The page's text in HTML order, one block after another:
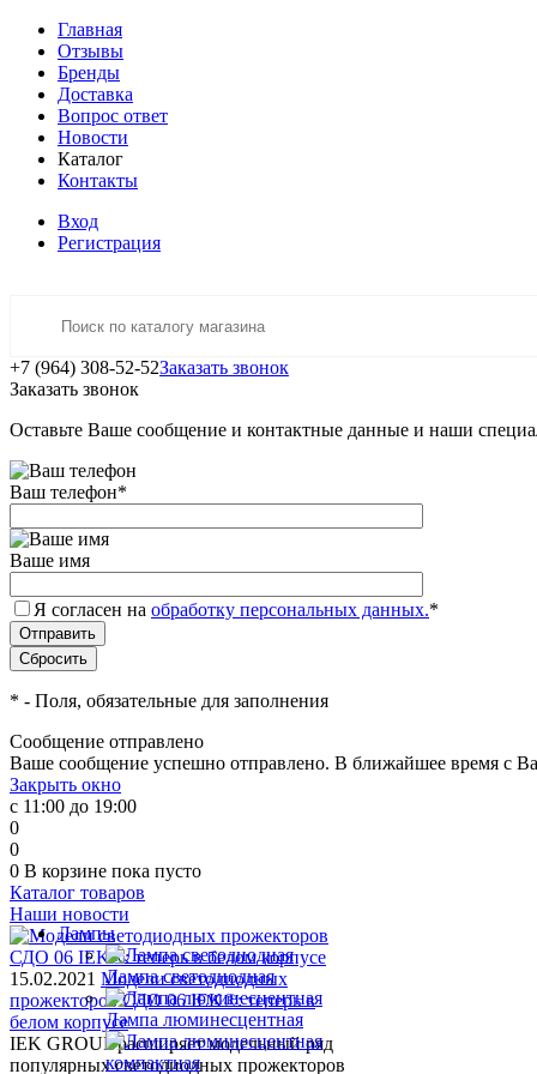
Главная
Отзывы
Бренды
Доставка
Вопрос ответ
Новости
Каталог
Контакты
Вход
Регистрация
+7 (964) 308-52-52Заказать звонок
Заказать звонок
Оставьте Ваше сообщение и контактные данные и наши
Ваш телефон*
Ваше имя
Я согласен на обработку персональных данных.*
* - Поля, обязательные для заполнения
Сообщение отправлено
Ваше сообщение успешно отправлено. В ближайшее время с
Закрыть окно
с 11:00 до 19:00
0
0
0 В корзине пока пусто
Каталог товаров
Лампы
Лампа светодиодная
Лампа люминесцентная
Наши новости
15.02.2021 Модели светодиодных
прожекторов СДО 06 IEK®: теперь в
белом корпусе
IEK GROUP расширяет модельный ряд
популярных светодиодных прожекторов